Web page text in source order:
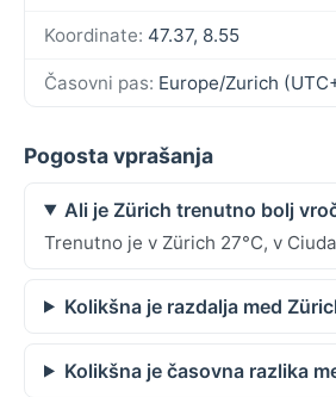
Koordinate: 47.37, 8.55
Časovni pas: Europe/Zurich
Pogosta vprašanja
Ali je Zürich trenutno bolj
Trenutno je v Zürich 27°C, v
Kolikšna je razdalja med
Kolikšna je časovna razlika